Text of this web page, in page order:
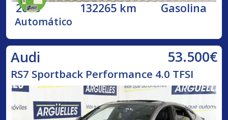
2018 132265 km Gasolina
Automático
Audi 53.500€
RS7 Sportback Performance 4.0 TFSI